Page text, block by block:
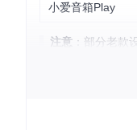
小爱音箱Play
注意 ：部分老款